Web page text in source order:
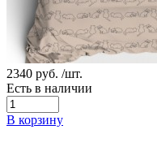
2340 руб. /шт.
Есть в наличии
В корзину